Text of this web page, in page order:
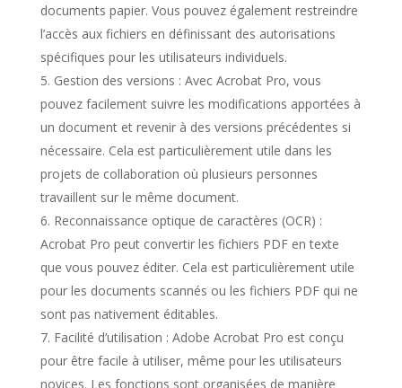
documents papier. Vous pouvez également restreindre
l’accès aux fichiers en définissant des autorisations
spécifiques pour les utilisateurs individuels.
Gestion des versions : Avec Acrobat Pro, vous
pouvez facilement suivre les modifications apportées à
un document et revenir à des versions précédentes si
nécessaire. Cela est particulièrement utile dans les
projets de collaboration où plusieurs personnes
travaillent sur le même document.
Reconnaissance optique de caractères (OCR) :
Acrobat Pro peut convertir les fichiers PDF en texte
que vous pouvez éditer. Cela est particulièrement utile
pour les documents scannés ou les fichiers PDF qui ne
sont pas nativement éditables.
Facilité d’utilisation : Adobe Acrobat Pro est conçu
pour être facile à utiliser, même pour les utilisateurs
novices. Les fonctions sont organisées de manière